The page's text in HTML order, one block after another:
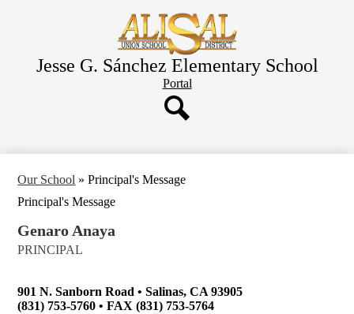
to
main
content
Jesse G. Sánchez Elementary School
Header
Button
Portal
Our School » Principal's Message
Principal's Message
Genaro Anaya
PRINCIPAL
901 N. Sanborn Road • Salinas, CA 93905
(831) 753-5760 • FAX (831) 753-5764